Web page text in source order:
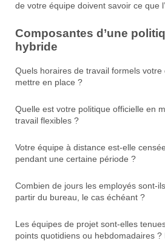
de votre équipe doivent savoir ce que
Composantes d’une
hybride
Quels horaires de travail formels
mettre en place ?
Quelle est votre politique officielle en
travail flexibles ?
Votre équipe à distance est-elle
pendant une certaine période ?
Combien de jours les employés sont-
partir du bureau, le cas échéant ?
Les équipes de projet sont-elles
points quotidiens ou hebdomadaires ?